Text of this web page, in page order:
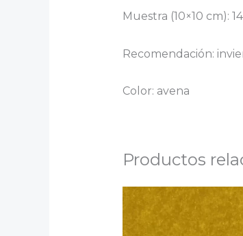
Muestra (10×10 cm):
Recomendación:
Color: avena
Productos